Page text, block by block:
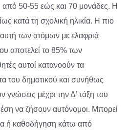
από 50-55 εώς και 70 μονάδες. Η
κατά τη σχολική ηλικία. Η πιο
των ατόμων με ελαφριά
αποτελεί το 85% των
αυτοί κατανοούν τα
του δημοτικού και συνήθως
γνώσεις μέχρι την Δ’ τάξη του
να ζήσουν αυτόνομοι. Μπορεί
ή καθοδήγηση κάτω από